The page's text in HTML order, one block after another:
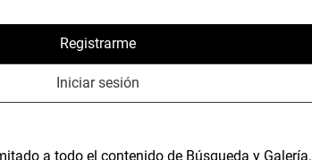
Registrarme
Iniciar sesión
a todo el contenido de Búsqueda y Galería.